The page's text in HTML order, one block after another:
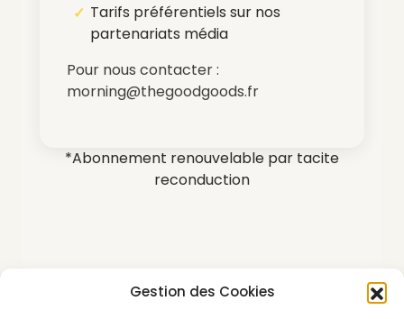
Gestion des Cookies
Tarifs préférentiels sur nos
partenariats média
Pour nous contacter :
morning@thegoodgoods.fr
*Abonnement renouvelable par tacite
reconduction
SE CONNECTER ABONNEMENTS